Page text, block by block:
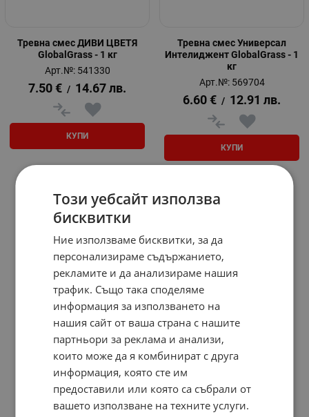
Тревна смес ДИВИ ЦВЕТЯ
GlobalGrass - 1 кг
Арт.№: 541330
7.50 € / 14.67 лв.
КУПИ
Тревна смес Универсал
Интелиджент GlobalGrass - 1
кг
Арт.№: 569704
6.60 € / 12.91 лв.
КУПИ
На страница по:
Този уебсайт използва
бисквитки
Ние използваме бисквитки, за да
персонализираме съдържанието,
рекламите и да анализираме нашия
трафик. Също така споделяме
информация за използването на
нашия сайт от ваша страна с нашите
партньори за реклама и анализи,
които може да я комбинират с друга
информация, която сте им
предоставили или която са събрали от
вашето използване на техните услуги.